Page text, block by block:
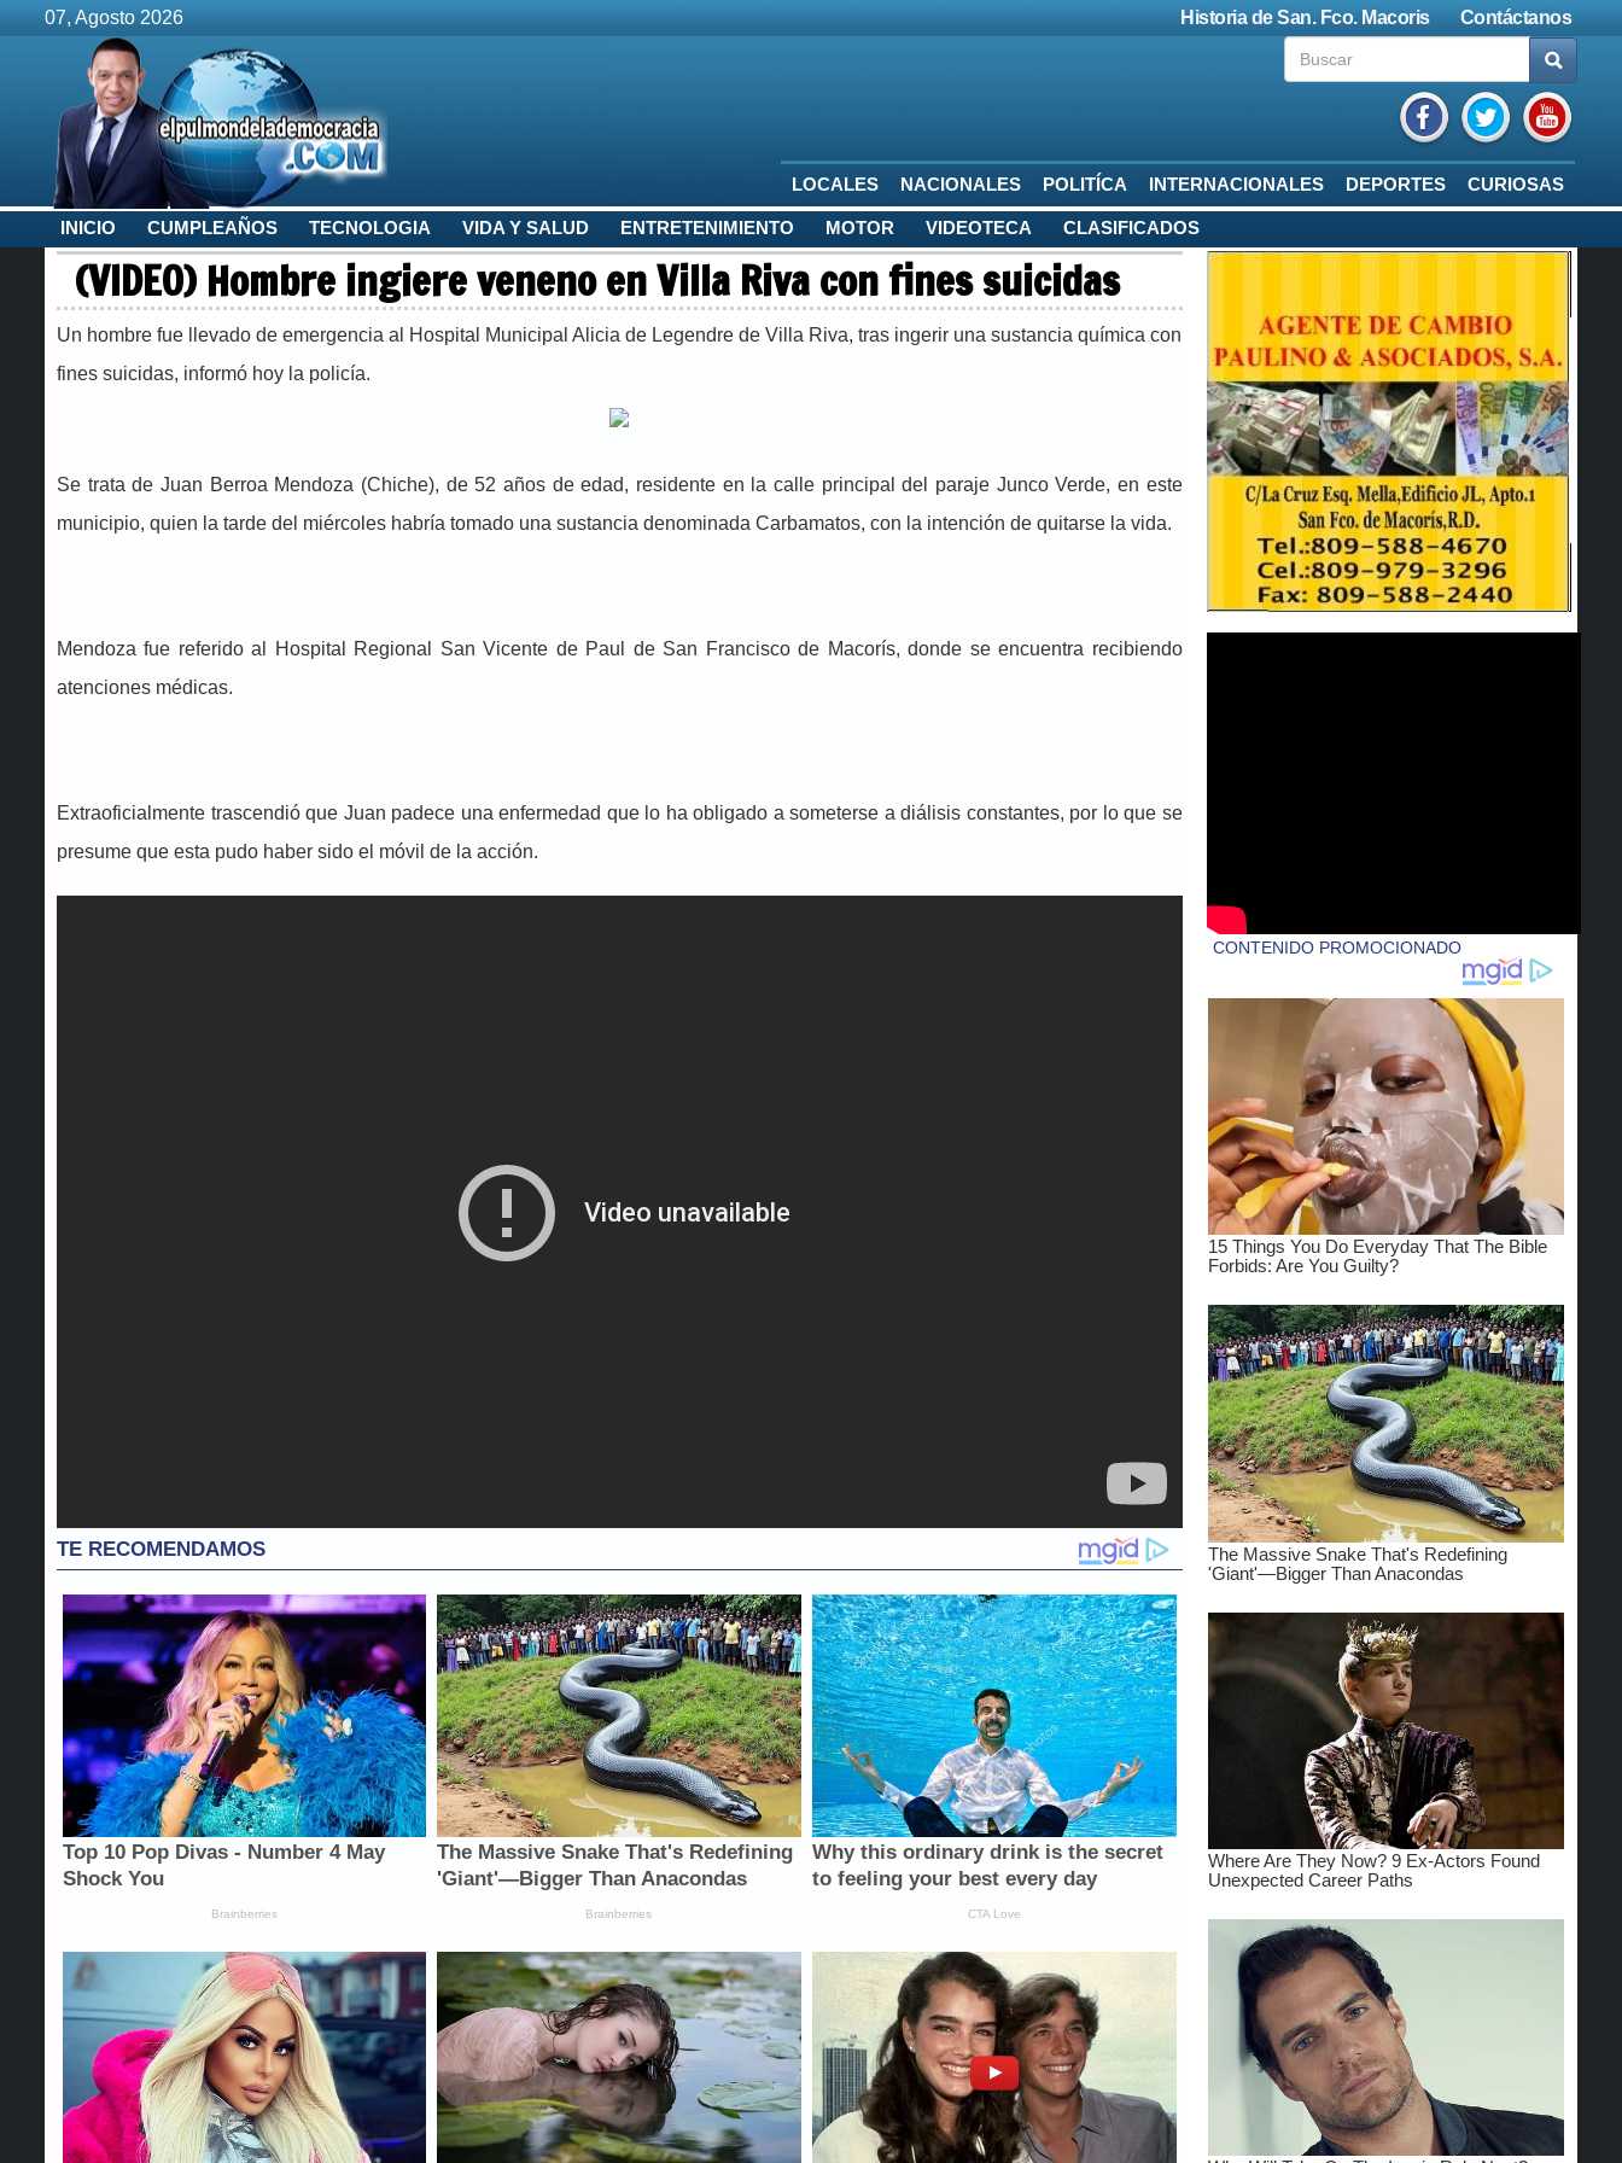
Contáctanos
Historia de San. Fco. Macoris
07, Agosto 2026
LOCALES NACIONALES POLITÍCA INTERNACIONALES DEPORTES CURIOSAS
INICIO CUMPLEAÑOS TECNOLOGIA VIDA Y SALUD ENTRETENIMIENTO MOTOR VIDEOTECA CLASIFICADOS
(VIDEO) Hombre ingiere veneno en Villa Riva con fines suicidas
Un hombre fue llevado de emergencia al Hospital Municipal Alicia de Legendre de Villa Riva, tras ingerir una sustancia química con
fines suicidas, informó hoy la policía.
Se trata de Juan Berroa Mendoza (Chiche), de 52 años de edad, residente en la calle principal del paraje Junco Verde, en este
municipio, quien la tarde del miércoles habría tomado una sustancia denominada Carbamatos, con la intención de quitarse la vida.
Mendoza fue referido al Hospital Regional San Vicente de Paul de San Francisco de Macorís, donde se encuentra recibiendo
atenciones médicas.
Extraoficialmente trascendió que Juan padece una enfermedad que lo ha obligado a someterse a diálisis constantes, por lo que se
presume que esta pudo haber sido el móvil de la acción.